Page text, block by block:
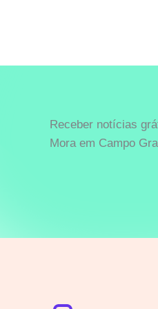
Receber notícias
Mora em Campo